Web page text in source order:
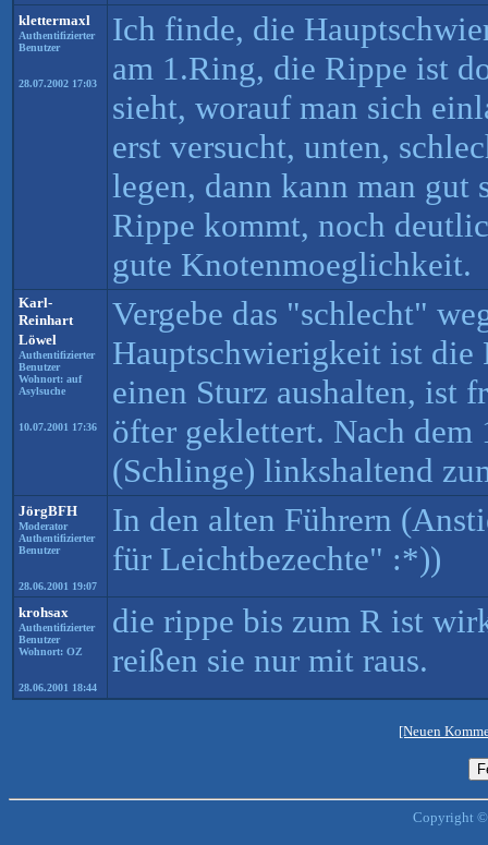
klettermaxl
Authentifizierter
Benutzer
28.07.2002 17:03
Ich finde, die
am 1.Ring, die Rippe ist
sieht, worauf man sich
erst versucht, unten,
legen, dann kann man gut
Rippe kommt, noch
gute Knotenmoeglichkeit.
Karl-
Reinhart
Löwel
Authentifizierter
Benutzer
Wohnort: auf
Asylsuche
10.07.2001 17:36
Vergebe das "schlecht"
Hauptschwierigkeit ist die
einen Sturz aushalten, ist
öfter geklettert. Nach
(Schlinge) linkshaltend
JörgBFH
Moderator
Authentifizierter
Benutzer
28.06.2001 19:07
In den alten Führern
für Leichtbezechte" :*))
krohsax
Authentifizierter
Benutzer
Wohnort: OZ
28.06.2001 18:44
die rippe bis zum R ist
reißen sie nur mit raus.
[Neuen
Copyright ©